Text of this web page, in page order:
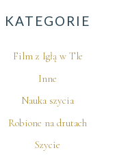
KATEGORIE
Film z Igłą w Tle
Inne
Nauka szycia
Robione na drutach
Szycie